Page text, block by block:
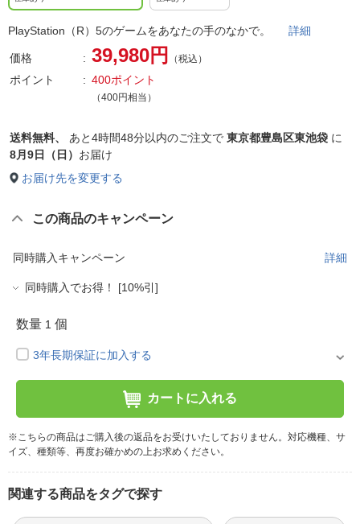
PlayStation（R）5のゲームをあなたの手のなかで。 詳細
価格 39,980円 （税込）
ポイント 400ポイント
（400円相当）
送料無料、 あと4時間48分以内のご注文で 東京都豊島区東池袋 に
8月9日（日） お届け
お届け先を変更する
この商品のキャンペーン
同時購入キャンペーン 詳細
同時購入でお得！ [10%引]
数量 1 個
3年長期保証に加入する
カートに入れる
※こちらの商品はご購入後の返品をお受けいたしておりません。対応機種、サ
イズ、種類等、再度お確かめの上お求めください。
関連する商品をタグで探す